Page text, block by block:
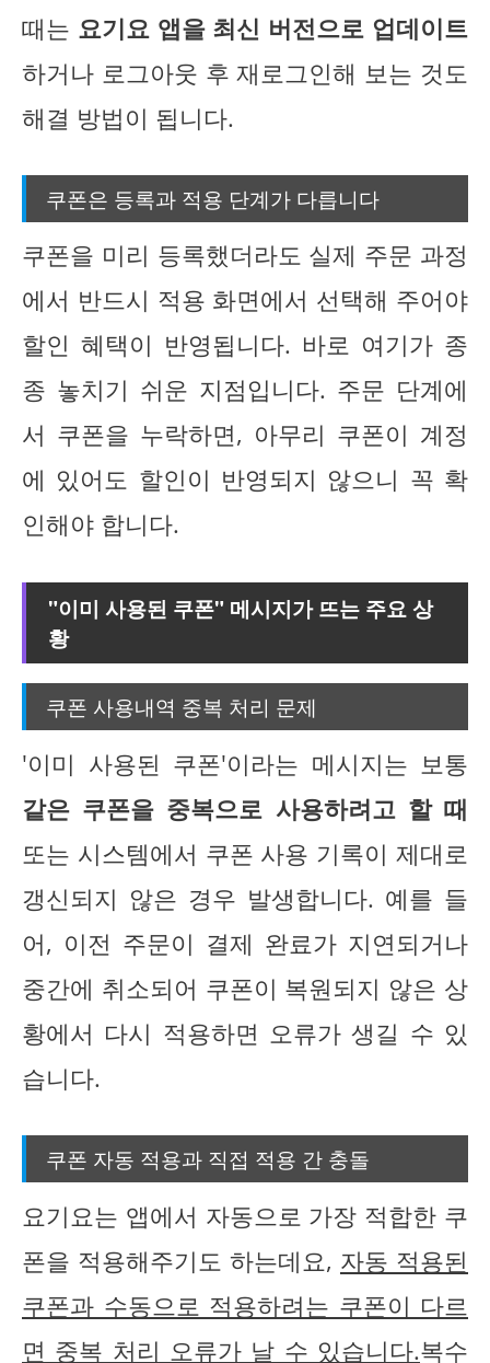
때는 요기요 앱을 최신 버전으로 업데이트
하거나 로그아웃 후 재로그인해 보는 것도
해결 방법이 됩니다.
쿠폰은 등록과 적용 단계가 다릅니다
쿠폰을 미리 등록했더라도 실제 주문 과정
에서 반드시 적용 화면에서 선택해 주어야
할인 혜택이 반영됩니다. 바로 여기가 종
종 놓치기 쉬운 지점입니다. 주문 단계에
서 쿠폰을 누락하면, 아무리 쿠폰이 계정
에 있어도 할인이 반영되지 않으니 꼭 확
인해야 합니다.
"이미 사용된 쿠폰" 메시지가 뜨는 주요 상
황
쿠폰 사용내역 중복 처리 문제
'이미 사용된 쿠폰'이라는 메시지는 보통
같은 쿠폰을 중복으로 사용하려고 할 때
또는 시스템에서 쿠폰 사용 기록이 제대로
갱신되지 않은 경우 발생합니다. 예를 들
어, 이전 주문이 결제 완료가 지연되거나
중간에 취소되어 쿠폰이 복원되지 않은 상
황에서 다시 적용하면 오류가 생길 수 있
습니다.
쿠폰 자동 적용과 직접 적용 간 충돌
요기요는 앱에서 자동으로 가장 적합한 쿠
폰을 적용해주기도 하는데요, 자동 적용된
쿠폰과 수동으로 적용하려는 쿠폰이 다르
면 중복 처리 오류가 날 수 있습니다.복수